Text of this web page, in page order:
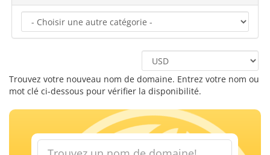
Trouvez votre nouveau nom de domaine. Entrez votre nom ou
mot clé ci-dessous pour vérifier la disponibilité.